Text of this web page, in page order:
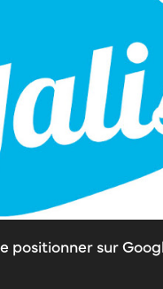
positionner sur